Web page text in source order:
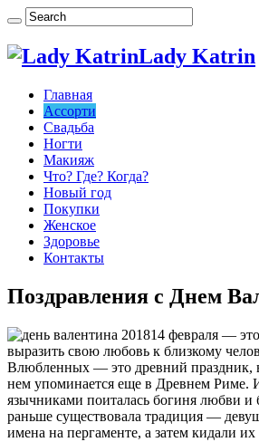
Lady Katrin
Главная
Ассорти
Свадьба
Ногти
Макияж
Что? Где? Когда?
Новый год
Покупки
Женское
Здоровье
Контакты
Поздравления с Днем
14 февраля —
выразить свою любовь к близкому
Влюбленных — это древний праздник,
нем упоминается еще в Древнем Риме.
язычниками поиталась богиня любви
раньше существовала традиция —
имена на пергаменте, а затем кидали